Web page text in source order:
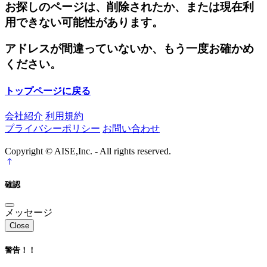
お探しのページは、削除されたか、または現在利
用できない可能性があります。
アドレスが間違っていないか、もう一度お確かめ
ください。
トップページに戻る
会社紹介 利用規約
プライバシーポリシー お問い合わせ
Copyright © AISE,Inc. - All rights reserved.
確認
メッセージ
Close
警告！！